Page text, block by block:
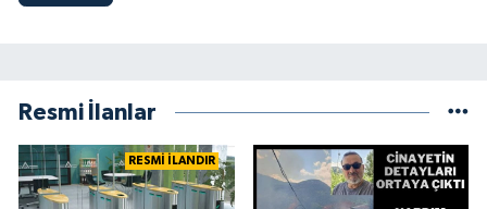
Resmi İlanlar
RESMİ İLANDIR